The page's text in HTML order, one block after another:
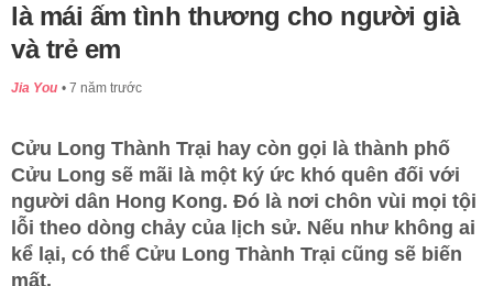
là mái ấm tình thương cho người già
và trẻ em
Jia You 7 năm trước
Cửu Long Thành Trại hay còn gọi là thành phố
Cửu Long sẽ mãi là một ký ức khó quên đối với
người dân Hong Kong. Đó là nơi chôn vùi mọi tội
lỗi theo dòng chảy của lịch sử. Nếu như không ai
kể lại, có thể Cửu Long Thành Trại cũng sẽ biến
mất.